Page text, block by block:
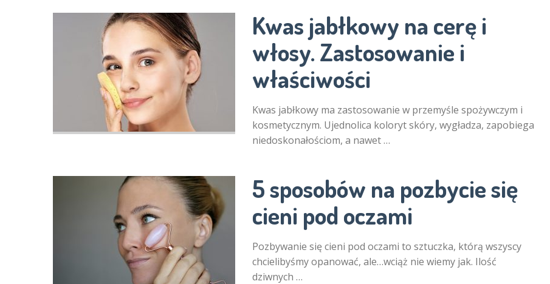
Kwas jabłkowy na cerę i
włosy. Zastosowanie i
właściwości
Kwas jabłkowy ma zastosowanie w przemyśle spożywczym i
kosmetycznym. Ujednolica koloryt skóry, wygładza, zapobiega
niedoskonałościom, a nawet …
5 sposobów na pozbycie się
cieni pod oczami
Pozbywanie się cieni pod oczami to sztuczka, którą wszyscy
chcielibyśmy opanować, ale…wciąż nie wiemy jak. Ilość
dziwnych …